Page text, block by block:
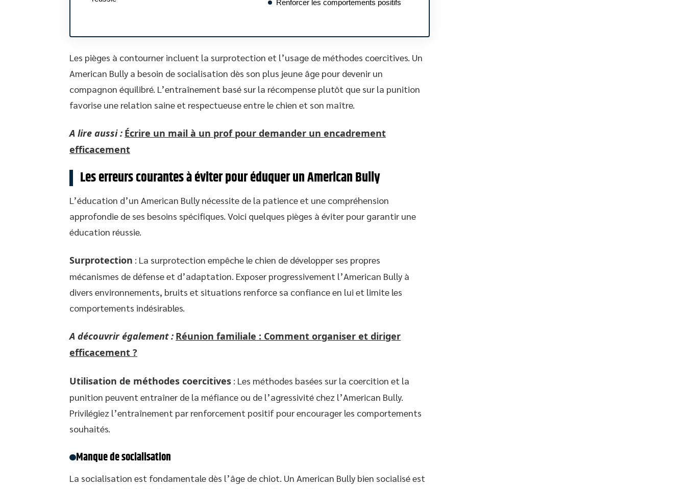
Renforcer les comportements positifs
Les pièges à contourner incluent la surprotection et l’usage de méthodes coercitives. Un
American Bully a besoin de socialisation dès son plus jeune âge pour devenir un
compagnon équilibré. L’entraînement basé sur la récompense plutôt que sur la punition
favorise une relation saine et respectueuse entre le chien et son maître.
A lire aussi : Écrire un mail à un prof pour demander un encadrement
efficacement
Les erreurs courantes à éviter pour éduquer un American Bully
L’éducation d’un American Bully nécessite de la patience et une compréhension
approfondie de ses besoins spécifiques. Voici quelques pièges à éviter pour garantir une
éducation réussie.
Surprotection : La surprotection empêche le chien de développer ses propres
mécanismes de défense et d’adaptation. Exposer progressivement l’American Bully à
divers environnements, bruits et situations renforce sa confiance en lui et limite les
comportements indésirables.
A découvrir également : Réunion familiale : Comment organiser et diriger
efficacement ?
Utilisation de méthodes coercitives : Les méthodes basées sur la coercition et la
punition peuvent entraîner de la méfiance ou de l’agressivité chez l’American Bully.
Privilégiez l’entraînement par renforcement positif pour encourager les comportements
souhaités.
Manque de socialisation
La socialisation est fondamentale dès l’âge de chiot. Un American Bully bien socialisé est